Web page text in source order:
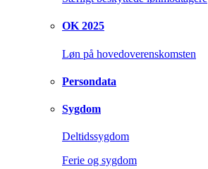
OK 2025
Løn på hovedoverenskomsten
Persondata
Sygdom
Deltidssygdom
Ferie og sygdom